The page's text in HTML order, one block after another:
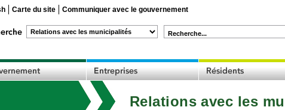
Carte du site Communiquer avec le gouvernement
Recherche...
Relations avec les